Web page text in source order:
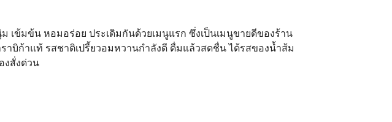
เข้มข้น หอมอร่อย ประเดิมกันด้วยเมนูแรก ซึ่งเป็นเมนูขายดีของร้าน
บิก้าแท้ รสชาติเปรี้ยวอมหวานกำลังดี ดื่มแล้วสดชื่น ได้รสของน้ำส้ม
งสั่งด่วน